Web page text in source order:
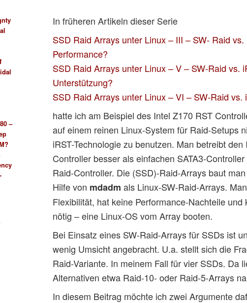
In früheren Artikeln dieser Serie
SSD Raid Arrays unter Linux – III – SW- Raid
Performance?
SSD Raid Arrays unter Linux – V – SW-Raid vs.
Unterstützung?
SSD Raid Arrays unter Linux – VI – SW-Raid vs.
hatte ich am Beispiel des Intel Z170 RST
auf einem reinen Linux-System für Raid-Setups
iRST-Technologie zu benutzen. Man betreibt den
Controller besser als einfachen SATA3-
Raid-Controller. Die (SSD)-Raid-Arrays baut
Hilfe von mdadm als Linux-SW-Raid-Arrays.
Flexibilität, hat keine Performance-Nachteile und
nötig – eine Linux-OS vom Array booten.
Bei Einsatz eines SW-Raid-Arrays für SSDs ist
wenig Umsicht angebracht. U.a. stellt sich die
Raid-Variante. In meinem Fall für vier SSDs. Da
Alternativen etwa Raid-10- oder Raid-5-Arrays
In diesem Beitrag möchte ich zwei Argumente
–